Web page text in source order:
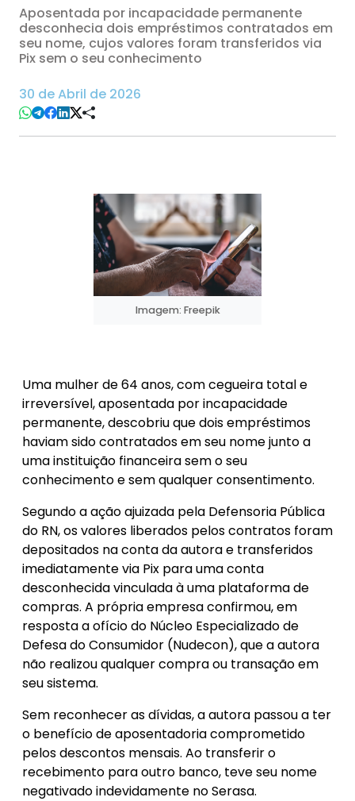
Aposentada por incapacidade permanente
desconhecia dois empréstimos contratados em
seu nome, cujos valores foram transferidos via
Pix sem o seu conhecimento
30 de Abril de 2026
Imagem: Freepik
Uma mulher de 64 anos, com cegueira total e
irreversível, aposentada por incapacidade
permanente, descobriu que dois empréstimos
haviam sido contratados em seu nome junto a
uma instituição financeira sem o seu
conhecimento e sem qualquer consentimento.
Segundo a ação ajuizada pela Defensoria Pública
do RN, os valores liberados pelos contratos foram
depositados na conta da autora e transferidos
imediatamente via Pix para uma conta
desconhecida vinculada à uma plataforma de
compras. A própria empresa confirmou, em
resposta a ofício do Núcleo Especializado de
Defesa do Consumidor (Nudecon), que a autora
não realizou qualquer compra ou transação em
seu sistema.
Sem reconhecer as dívidas, a autora passou a ter
o benefício de aposentadoria comprometido
pelos descontos mensais. Ao transferir o
recebimento para outro banco, teve seu nome
negativado indevidamente no Serasa.